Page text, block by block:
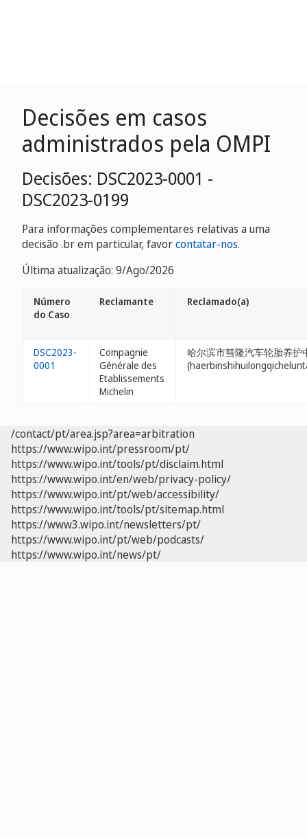
Decisões em casos
administrados pela OMPI
Decisões: DSC2023-0001 -
DSC2023-0199
Para informações complementares relativas a uma
decisão .br em particular, favorcontatar-nos.
Última atualização: 9/Ago/2026
Número
do Caso
Reclamante Reclamado(a)
DSC2023-
0001
Compagnie
Générale des
Etablissements
Michelin
哈尔滨市彗隆汽车轮胎养护
/contact/pt/area.jsp?area=arbitration
https://www.wipo.int/pressroom/pt/
https://www.wipo.int/tools/pt/disclaim.html
https://www.wipo.int/en/web/privacy-policy/
https://www.wipo.int/pt/web/accessibility/
https://www.wipo.int/tools/pt/sitemap.html
https://www3.wipo.int/newsletters/pt/
https://www.wipo.int/pt/web/podcasts/
https://www.wipo.int/news/pt/